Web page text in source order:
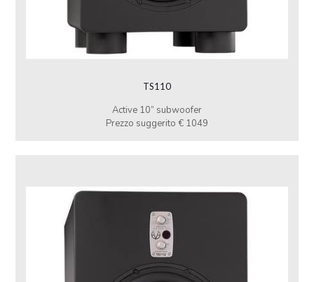
TS110
Active 10” subwoofer
Prezzo suggerito € 1049